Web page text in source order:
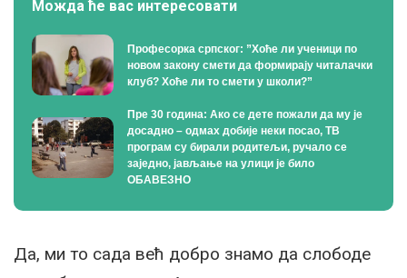
Можда ће вас интересовати
Професорка српског: ”Хоће ли ученици по
новом закону смети да формирају читалачки
клуб? Хоће ли то смети у школи?”
Пре 30 година: Ако се дете пожали да му је
досадно – одмах добије неки посао, ТВ
програм су бирали родитељи, ручало се
заједно, јављање на улици је било
ОБАВЕЗНО
Да, ми то сада већ добро знамо да слободе